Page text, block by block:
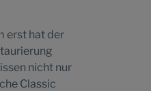
erst hat der
nicht nur
Classic